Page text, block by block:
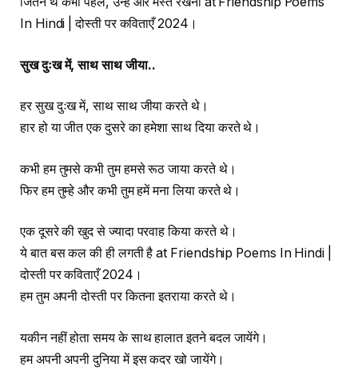
In Hindi | दोस्ती पर कविताएँ 2024।
सुख दुःख में,साथ साथ जीया..
हर सुख दुःख में, साथ साथ जीया करते थे।
हार हो या जीत एक दुसरे का हमेशा साथ दिया करते थे।
कभी हम तुमसे कभी तुम हमसे रूठ जाया करते थे।
फिर हम तुम्हे और कभी तुम हमें मना लिया करते थे।
एक दूसरे की खुद से ज्यादा परवाह किया करते थे।
ये बात बस कल की ही लगती है at Friendship Poems In Hindi |
दोस्ती पर कविताएँ 2024।
हम तुम अपनी दोस्ती पर कितना इतराया करते थे।
यकीन नहीं होता समय के साथ हालात इतने बदल जायेंगे।
हम अपनी अपनी दुनिया में इस कदर खो जायेंगे।